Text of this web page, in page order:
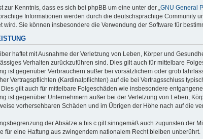
zur Kenntnis, dass es sich bei phpBB um eine unter der „ GNU General
Informationen werden durch die deutschsprachige Community
wird. Sie können insbesondere die Verwendung der Software für
haftet mit Ausnahme der Verletzung von Leben, Körper und
Verhalten zurückzuführen sind. Dies gilt auch für mittelbare
ist gegenüber Verbrauchern außer bei vorsätzlichem oder grob
Vertragspflichten (Kardinalpflichten) auf die bei Vertragsschluss
Dies gilt auch für mittelbare Folgeschäden wie insbesondere
ist gegenüber Unternehmern außer bei der Verletzung von Leben,
vorhersehbaren Schäden und im Übrigen der Höhe nach auf die
der Absätze a bis c gilt sinngemäß auch zugunsten der
für eine Haftung aus zwingendem nationalem Recht bleiben unberührt.